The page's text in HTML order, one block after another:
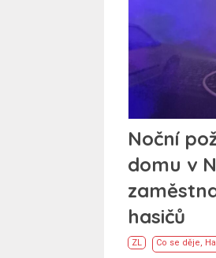
Noční
domu v
hasičů
ZL Co se děje,